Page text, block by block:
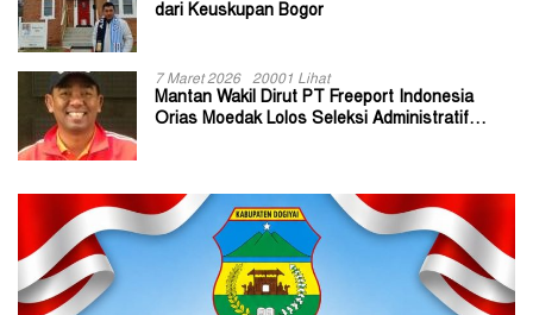
dari Keuskupan Bogor
7 Maret 2026 20001 Lihat
Mantan Wakil Dirut PT Freeport Indonesia
Orias Moedak Lolos Seleksi Administratif